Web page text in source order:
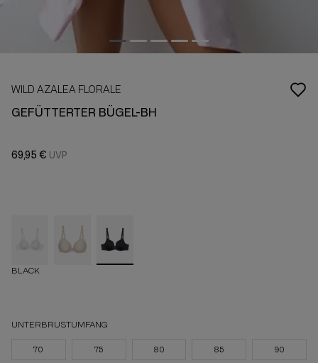
WILD AZALEA FLORALE
GEFÜTTERTER BÜGEL-BH
69,95 €
BLACK
UNTERBRUSTUMFANG
70 75 80 85 90